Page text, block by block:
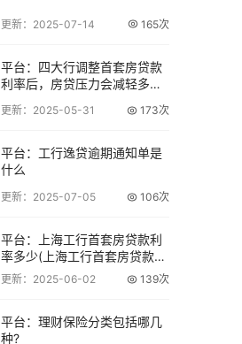
更新：2025-07-14 165次
平台：四大行调整首套房贷款
利率后，房贷压力会减轻多
更新：2025-05-31 173次
平台：工行逸贷逾期通知单是
什么
更新：2025-07-05 106次
平台：上海工行首套房贷款利
率多少(上海工行首套房贷款利
率一览 ─
更新：2025-06-02 139次
平台：理财保险分类包括哪几
种?